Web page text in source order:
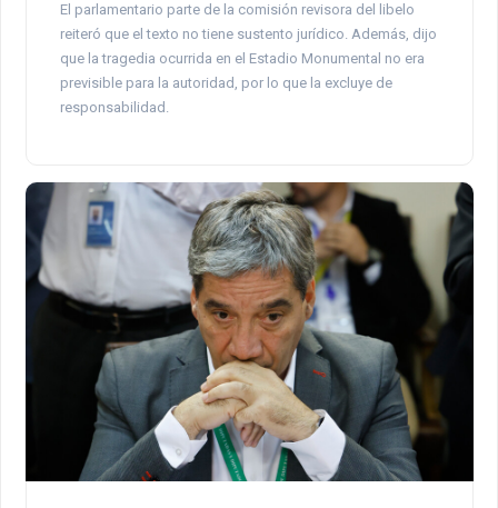
El parlamentario parte de la comisión revisora del libelo
reiteró que el texto no tiene sustento jurídico. Además, dijo
que la tragedia ocurrida en el Estadio Monumental no era
previsible para la autoridad, por lo que la excluye de
responsabilidad.